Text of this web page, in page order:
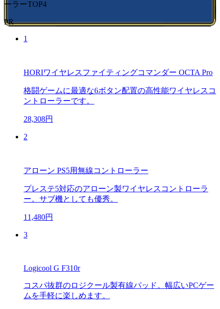
ーラーTOP4
PR
1
HORIワイヤレスファイティングコマンダー OCTA Pro
格闘ゲームに最適な6ボタン配置の高性能ワイヤレスコ
ントローラーです。
28,308円
2
アローン PS5用無線コントローラー
プレステ5対応のアローン製ワイヤレスコントローラ
ー。サブ機としても優秀。
11,480円
3
Logicool G F310r
コスパ抜群のロジクール製有線パッド。幅広いPCゲー
ムを手軽に楽しめます。